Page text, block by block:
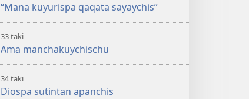
“Mana kuyurispa qaqata sayaychis”
33 taki
Ama manchakuychischu
34 taki
Diospa sutintan apanchis